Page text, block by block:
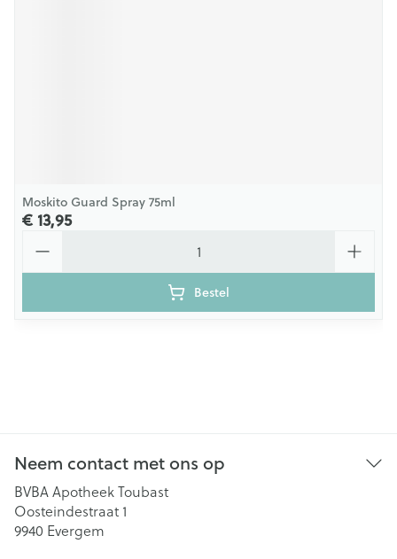
Moskito Guard Spray 75ml
€ 13,95
Bestel
Neem contact met ons op
BVBA Apotheek Toubast
Oosteindestraat 1
9940 Evergem